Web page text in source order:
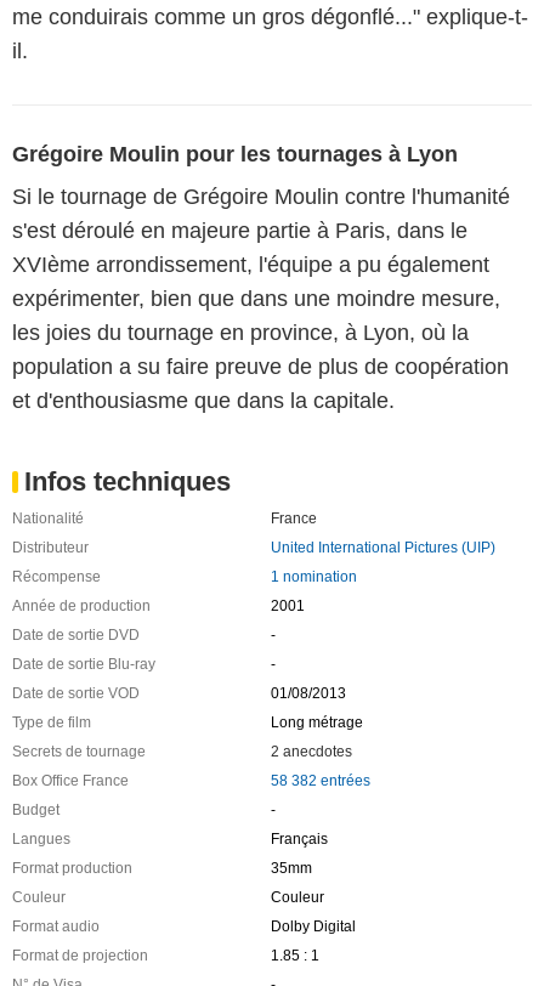
me conduirais comme un gros dégonflé..." explique-t-
il.
Grégoire Moulin pour les tournages à Lyon
Si le tournage de Grégoire Moulin contre l'humanité
s'est déroulé en majeure partie à Paris, dans le
XVIème arrondissement, l'équipe a pu également
expérimenter, bien que dans une moindre mesure,
les joies du tournage en province, à Lyon, où la
population a su faire preuve de plus de coopération
et d'enthousiasme que dans la capitale.
Infos techniques
Nationalité
France
Distributeur
United International Pictures (UIP)
Récompense
1 nomination
Année de production
2001
Date de sortie DVD
-
Date de sortie Blu-ray
-
Date de sortie VOD
01/08/2013
Type de film
Long métrage
Secrets de tournage
2 anecdotes
Box Office France
58 382 entrées
Budget
-
Langues
Français
Format production
35mm
Couleur
Couleur
Format audio
Dolby Digital
Format de projection
1.85 : 1